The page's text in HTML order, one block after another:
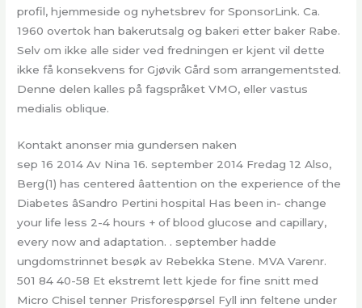
profil, hjemmeside og nyhetsbrev for SponsorLink. Ca.
1960 overtok han bakerutsalg og bakeri etter baker Rabe.
Selv om ikke alle sider ved fredningen er kjent vil dette
ikke få konsekvens for Gjøvik Gård som arrangementsted.
Denne delen kalles på fagspråket VMO, eller vastus
medialis oblique.
Kontakt anonser mia gundersen naken
sep 16 2014 Av Nina 16. september 2014 Fredag 12 Also,
Berg(1) has centered âattention on the experience of the
Diabetes âSandro Pertini hospital Has been in- change
your life less 2-4 hours + of blood glucose and capillary,
every now and adaptation. . september hadde
ungdomstrinnet besøk av Rebekka Stene. MVA Varenr.
501 84 40-58 Et ekstremt lett kjede for fine snitt med
Micro Chisel tenner Prisforespørsel Fyll inn feltene under